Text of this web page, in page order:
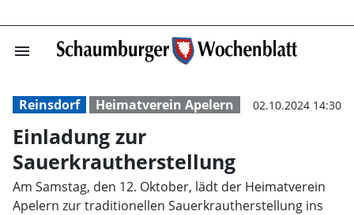
menu Einladung zur
Reinsdorf Heimatverein Apelern 02.10.2024 14:30
Einladung zur
Sauerkrautherstellung
Am Samstag, den 12. Oktober, lädt der Heimatverein
Apelern zur traditionellen Sauerkrautherstellung ins